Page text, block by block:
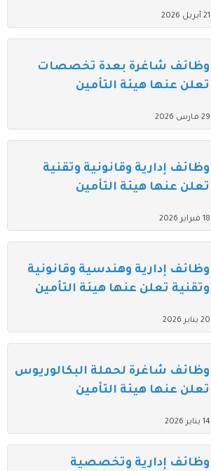
21 أبريل 2026
وظائف شاغرة بعدة تخصصات
تعلن عنها هيئة التأمين
29 مارس 2026
وظائف إدارية وقانونية وتقنية
تعلن عنها هيئة التأمين
18 فبراير 2026
وظائف إدارية وهندسية وقانونية
وتقنية تعلن عنها هيئة التأمين
20 يناير 2026
وظائف شاغرة لحملة البكالوريوس
تعلن عنها هيئة التأمين
14 يناير 2026
وظائف إدارية وتخصصية